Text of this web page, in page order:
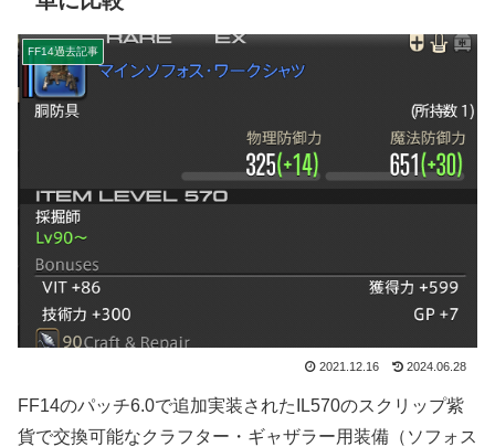
FF14過去記事
2021.12.16 2024.06.28
FF14のパッチ6.0で追加実装されたIL570のスクリップ紫
貨で交換可能なクラフター・ギャザラー用装備（ソフォス